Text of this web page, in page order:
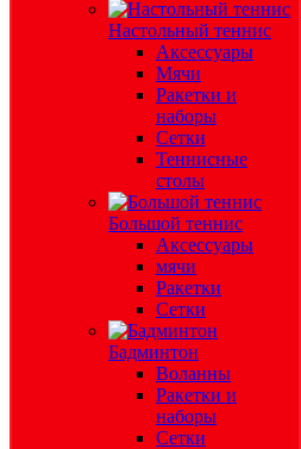
Настольный теннис
Аксессуары
Мячи
Ракетки и
наборы
Сетки
Теннисные
столы
Большой теннис
Аксессуары
мячи
Ракетки
Сетки
Бадминтон
Воланны
Ракетки и
наборы
Сетки